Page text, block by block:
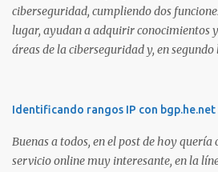
ciberseguridad, cumpliendo dos
lugar, ayudan a adquirir conocimientos
áreas de la ciberseguridad y, en segundo
certificaciones existentes hoy en día,
certificaciones que consideramos como
aquellos que desean especializarse en el
Identificando rangos IP con bgp.he.net
Buenas a todos, en el post de hoy
servicio online muy interesante, en la